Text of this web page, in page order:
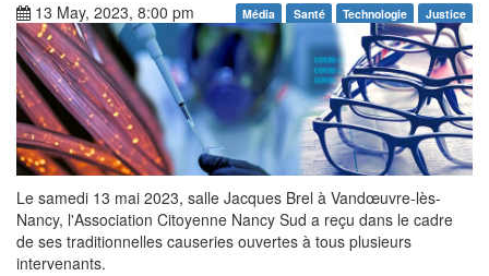
13 May, 2023, 8:00 pm Média Santé Technologie Justice
Le samedi 13 mai 2023, salle Jacques Brel à Vandœuvre-lès-
Nancy, l'Association Citoyenne Nancy Sud a reçu dans le cadre
de ses traditionnelles causeries ouvertes à tous plusieurs
intervenants.